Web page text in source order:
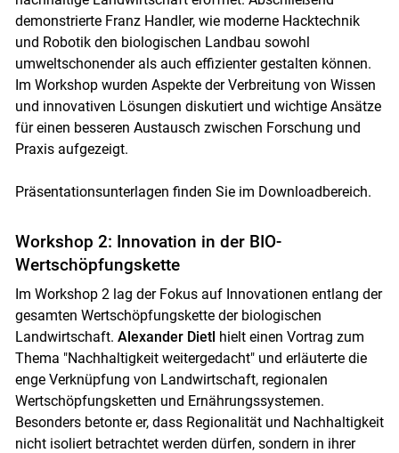
Skip to main content
demonstrierte Franz Handler, wie moderne Hacktechnik
und Robotik den biologischen Landbau sowohl
umweltschonender als auch effizienter gestalten können.
Im Workshop wurden Aspekte der Verbreitung von Wissen
und innovativen Lösungen diskutiert und wichtige Ansätze
für einen besseren Austausch zwischen Forschung und
Praxis aufgezeigt.
Präsentationsunterlagen finden Sie im Downloadbereich.
Workshop 2: Innovation in der BIO-
Wertschöpfungskette
Im Workshop 2 lag der Fokus auf Innovationen entlang der
gesamten Wertschöpfungskette der biologischen
Landwirtschaft. Alexander Dietl hielt einen Vortrag zum
Thema "Nachhaltigkeit weitergedacht" und erläuterte die
enge Verknüpfung von Landwirtschaft, regionalen
Wertschöpfungsketten und Ernährungssystemen.
Besonders betonte er, dass Regionalität und Nachhaltigkeit
nicht isoliert betrachtet werden dürfen, sondern in ihrer